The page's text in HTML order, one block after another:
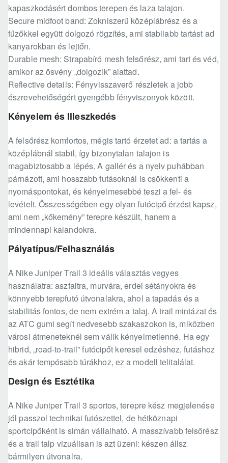
kapaszkodásért dombos terepen és laza talajon.
Secure midfoot band: Zokniszerű középlábrész és a
fűzőkkel együtt dolgozó rögzítés, ami stabilabb tartást ad
kanyarokban és lejtőn.
Durable mesh: Strapabíró mesh felsőrész, ami tart és véd,
amikor az ösvény „dolgozik” alattad.
Reflective details: Fényvisszaverő részletek a jobb
észrevehetőségért gyengébb fényviszonyok között.
Kényelem és Illeszkedés
A felsőrész komfortos, mégis tartó érzetet ad: a tartás a
középlábnál stabil, így bizonytalan talajon is
magabiztosabb a lépés. A gallér és a nyelv puhábban
párnázott, ami hosszabb futásoknál is csökkenti a
nyomáspontokat, és kényelmesebbé teszi a fel- és
levételt. Összességében egy olyan futócipő érzést kapsz,
ami nem „kőkemény” terepre készült, hanem a
mindennapi kalandokra.
Pályatípus/Felhasználás
A Nike Juniper Trail 3 ideális választás vegyes
használatra: aszfaltra, murvára, erdei sétányokra és
könnyebb terepfutó útvonalakra, ahol a tapadás és a
stabilitás fontos, de nem extrém a talaj. A trail mintázat és
az ATC gumi segít nedvesebb szakaszokon is, miközben
városi átmeneteknél sem válik kényelmetlenné. Ha egy
hibrid, „road-to-trail” futócipőt keresel edzéshez, futáshoz
és akár tempósabb túrákhoz, ez a modell telitalálat.
Design és Esztétika
A Nike Juniper Trail 3 sportos, terepre kész megjelenése
jól passzol technikai futószettel, de hétköznapi
sportcipőként is simán vállalható. A masszívabb felsőrész
és a trail talp vizuálisan is azt üzeni: készen állsz
bármilyen útvonalra.